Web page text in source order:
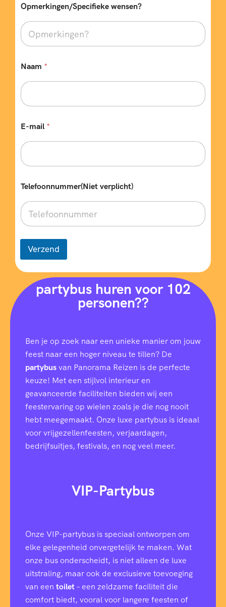
d
t
m
L
e
g
l
e
w
e
e
?
Opmerkingen/Specifieke wensen?
Naam *
E-mail *
Telefoonnummer(Niet verplicht)
Verzend
partybus huren voor 102
personen??
Ben je op zoek naar een unieke manier om jouw
feest naar een hoger niveau te tillen? De
partybusvan Panorama Reizen is de perfecte
keuze! Met een stijlvol interieur en
geavanceerde faciliteiten bieden wij een
feestervaring op wielen zoals je die nog nooit
hebt meegemaakt. Onze luxe partybus is ideaal
voor vrijgezellenfeesten, verjaardagen,
bedrijfsuitjes, festivals, en nog veel meer.
VIP-Partybus
Onze VIP-partybus is speciaal ontworpen om
elke gelegenheid onvergetelijk te maken. Wat
onze bus onderscheidt, is niet alleen de luxe
uitstraling, maar ook de exclusieve toevoeging
van een toilet– een zeldzame faciliteit die
comfort biedt, vooral voor langere feesten of